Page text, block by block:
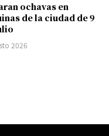
ochavas en
de la ciudad de 9
2026